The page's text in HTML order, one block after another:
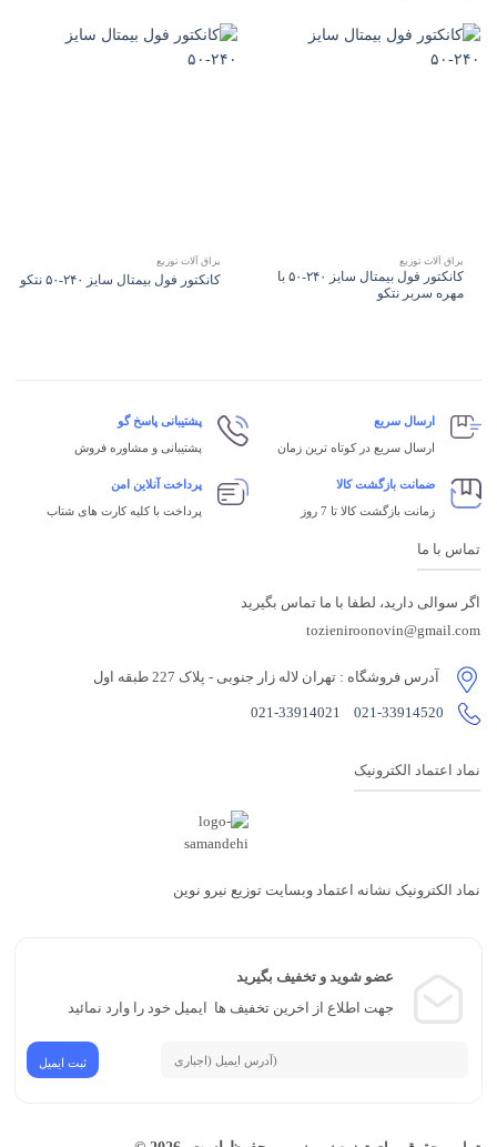
یراق آلات توزیع
کانکتور فول بیمتال سایز ۲۴۰-۵۰ با
مهره سربر نتکو
یراق آلات توزیع
کانکتور فول بیمتال سایز ۲۴۰-۵۰ نتکو
ارسال سریع
ارسال سریع در کوتاه ترین زمان
پشتیبانی پاسخ گو
پشتیبانی و مشاوره فروش
ضمانت بازگشت کالا
زمانت بازگشت کالا تا 7 روز
پرداخت آنلاین امن
پرداخت با کلیه کارت های شتاب
تماس با ما
اگر سوالی دارید، لطفا با ما تماس بگیرید
tozieniroonovin@gmail.com
آدرس فروشگاه : تهران لاله زار جنوبی - پلاک 227 طبقه اول
021-33914520
021-33914021
نماد اعتماد الکترونیک
نماد الکترونیک نشانه اعتماد وبسایت توزیع نیرو نوین
عضو شوید و تخفیف بگیرید
جهت اطلاع از اخرین تخفیف ها ایمیل خود را وارد نمائید